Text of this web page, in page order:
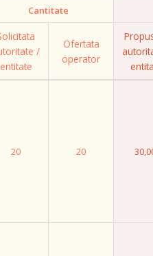
Cantitate
/
entitate
Ofertata
operator
20 20